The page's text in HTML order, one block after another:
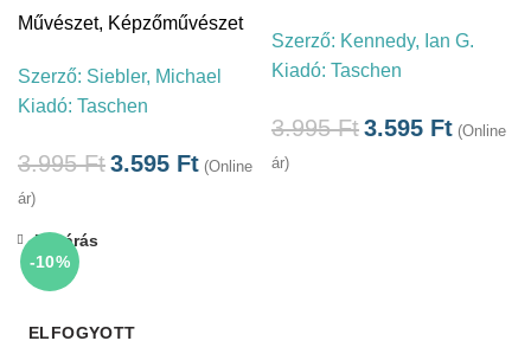
Művészet, Képzőművészet
Szerző: Siebler, Michael
Kiadó: Taschen
3.995Ft3.595 Ft (Online
ár)
Szerző: Kennedy, Ian G.
Kiadó: Taschen
3.995Ft3.595 Ft (Online
ár)
-10%
ELFOGYOTT
Bezárás